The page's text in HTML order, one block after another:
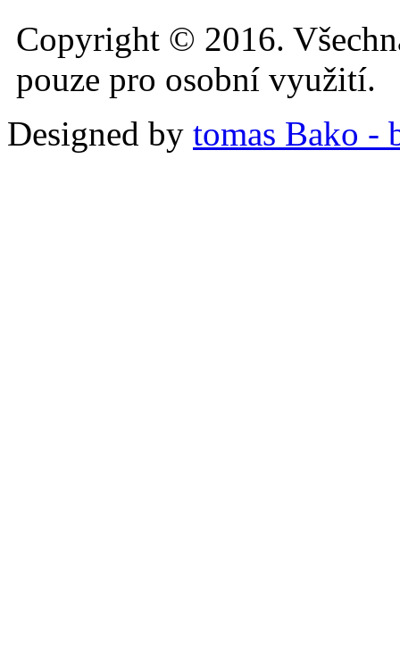
Copyright © 2016.
pouze pro osobní využití.
Designed by tomas Bako -